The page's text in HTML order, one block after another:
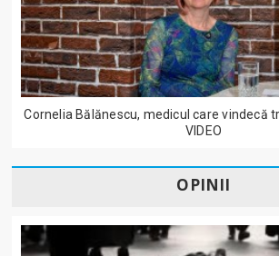
Cornelia Bălănescu, medicul care vindecă
VIDEO
OPINII